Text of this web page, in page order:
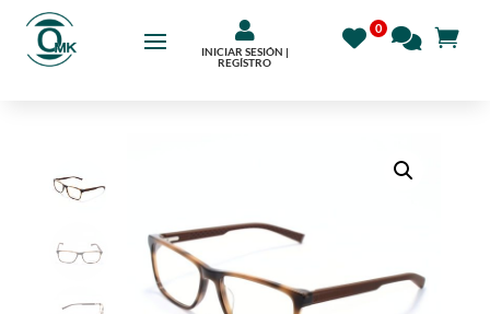

INICIAR SESIÓN |
REGÍSTRO